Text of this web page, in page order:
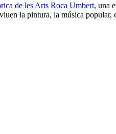
de les Arts Roca Umbert, una
la pintura, la música